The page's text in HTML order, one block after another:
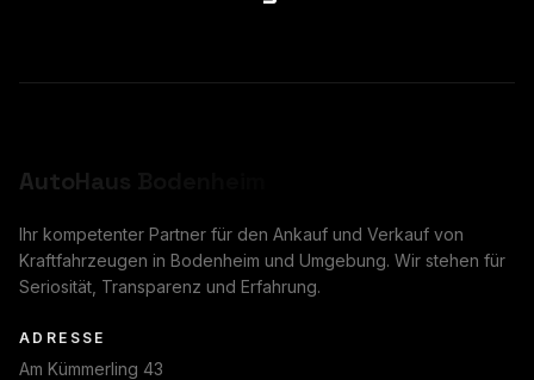
AutoHaus
Ihr kompetenter Partner für den Ankauf und Verkauf von
Kraftfahrzeugen in Bodenheim und Umgebung. Wir stehen für
Seriosität, Transparenz und Erfahrung.
ADRESSE
Am Kümmerling 43